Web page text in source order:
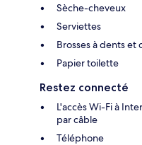
Sèche-cheveux
Serviettes
Brosses à dents et
Papier toilette
Restez connecté
L'accès Wi-Fi à
par câble
Téléphone